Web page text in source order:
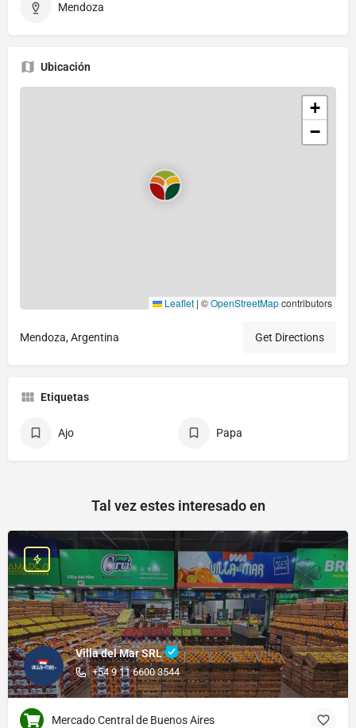
Mendoza
Ubicación
+
−
Leaflet | ©OpenStreetMapcontributors
Mendoza, Argentina Get Directions
Etiquetas
Ajo Papa
Tal vez estes interesado en
Villa del Mar SRL
+54 9 11 6600 3544
Mercado Central de Buenos Aires